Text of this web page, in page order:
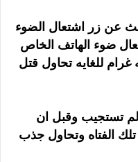
عن زر اشتعال الضوء
ضوء الهاتف الخاص
للغايه تحاول قتل
لم تستجيب وقبل ان
الفتاه وتحاول جذب